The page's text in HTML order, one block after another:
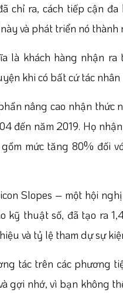
chỉ ra, cách tiếp cận
và phát triển nó thành
là khách hàng nhận
khi có bất cứ tác
nâng cao nhận thức
đến năm 2019. Họ
mức tăng 80% đối
Slopes – một hội
kỹ thuật số, đã tạo ra
và tỷ lệ tham dự sự
tác trên các phương
gợi nhớ, vì bạn không